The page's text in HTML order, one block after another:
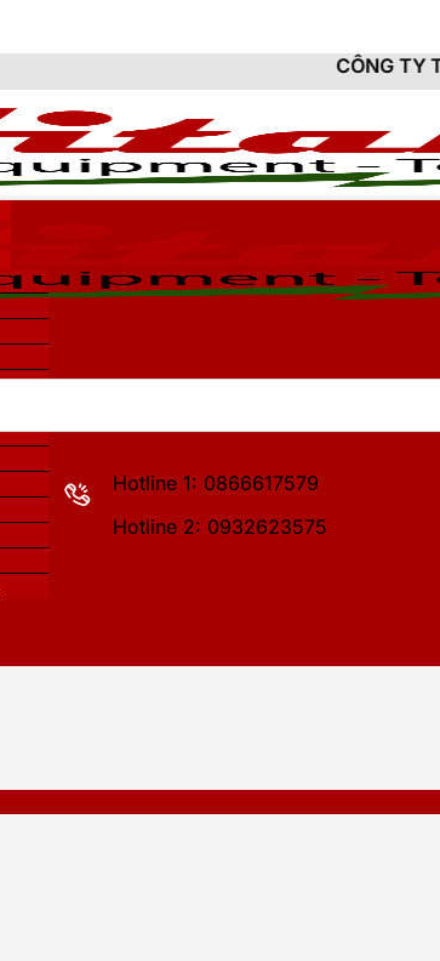
CÔNG TY TNHH THIẾT BỊ
Hotline 1: 0866617579
Hotline 2: 0932623575